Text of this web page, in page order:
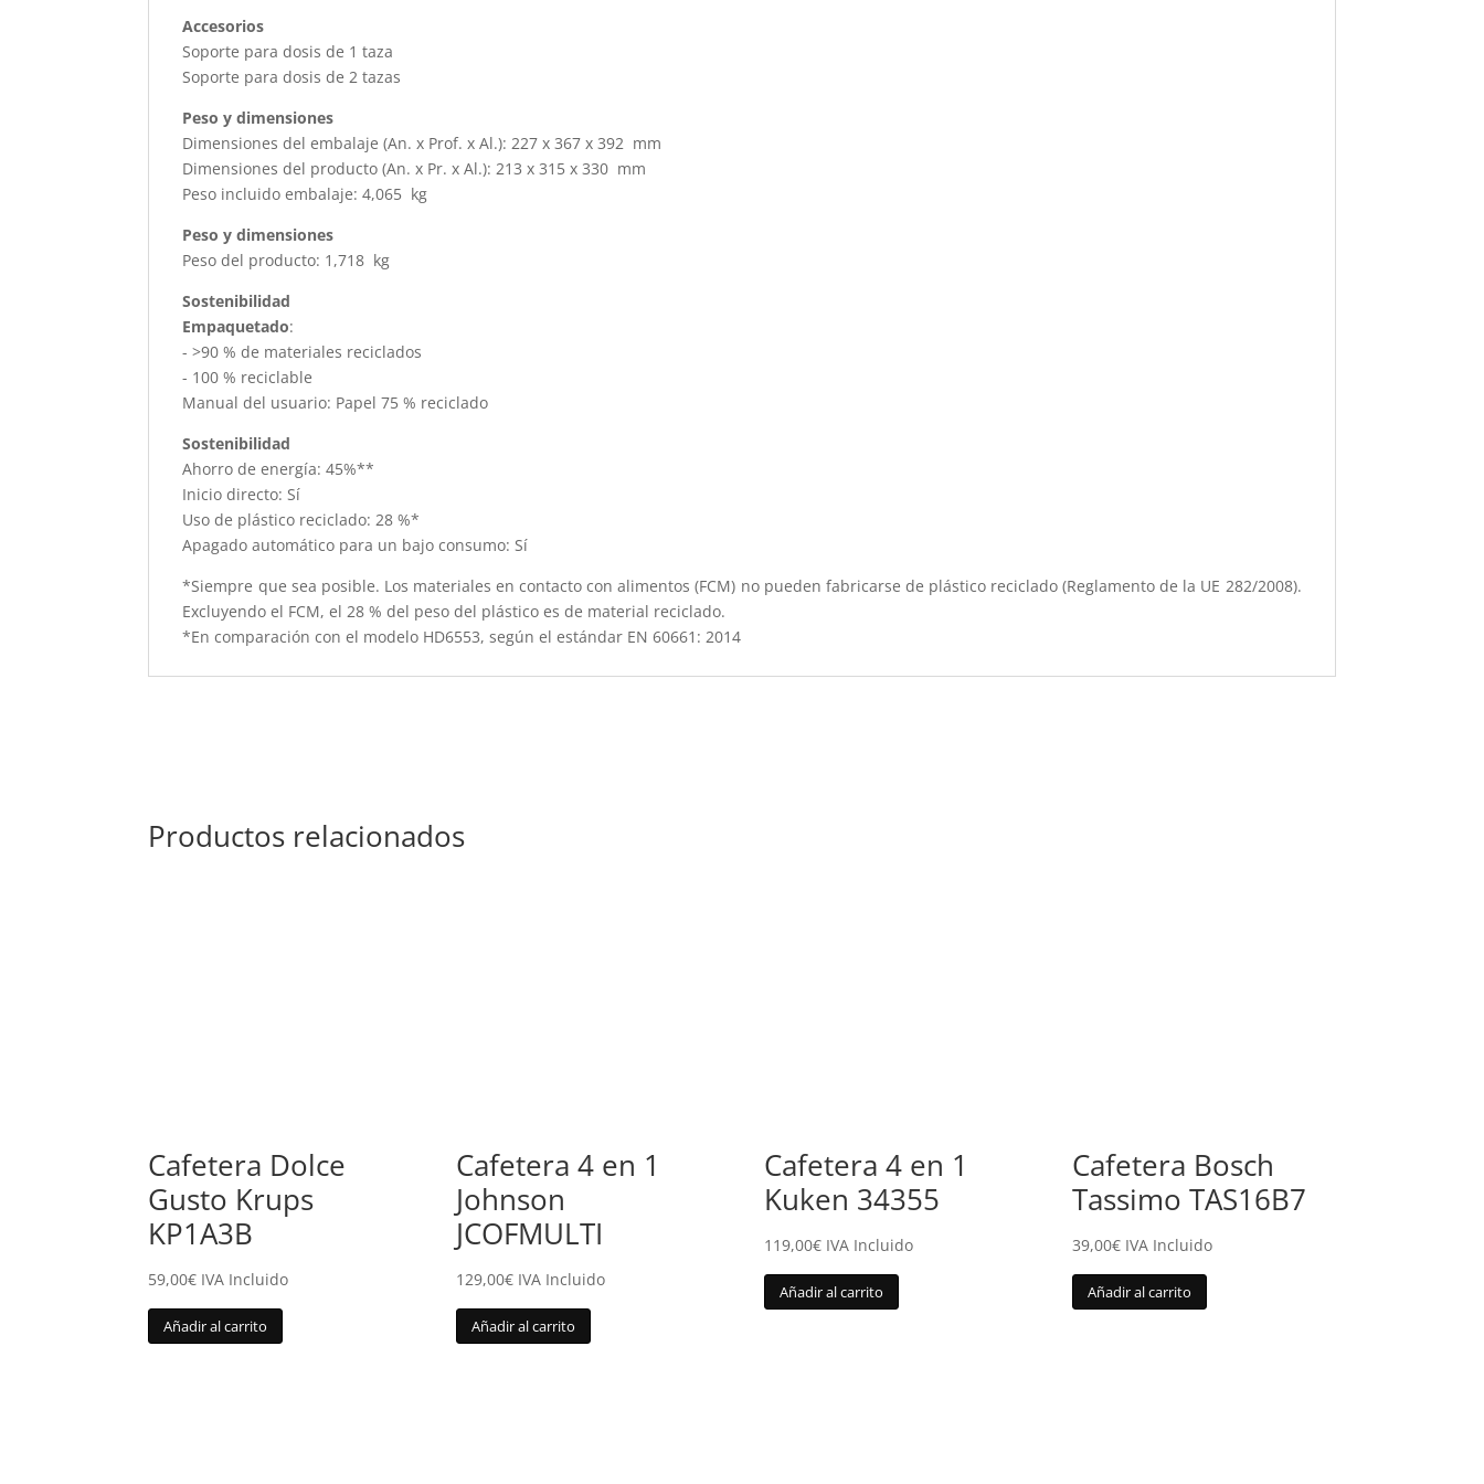
Accesorios
Soporte para dosis de 1 taza
Soporte para dosis de 2 tazas
Peso y dimensiones
Dimensiones del embalaje (An. x Prof. x Al.): 227 x 367 x 392 mm
Dimensiones del producto (An. x Pr. x Al.): 213 x 315 x 330 mm
Peso incluido embalaje: 4,065 kg
Peso y dimensiones
Peso del producto: 1,718 kg
Sostenibilidad
Empaquetado:
- >90 % de materiales reciclados
- 100 % reciclable
Manual del usuario: Papel 75 % reciclado
Sostenibilidad
Ahorro de energía: 45%**
Inicio directo: Sí
Uso de plástico reciclado: 28 %*
Apagado automático para un bajo consumo: Sí
*Siempre que sea posible. Los materiales en contacto con alimentos (FCM) no pueden fabricarse de plástico reciclado (Reglamento de la UE 282/2008).
Excluyendo el FCM, el 28 % del peso del plástico es de material reciclado.
*En comparación con el modelo HD6553, según el estándar EN 60661: 2014
Productos relacionados
Cafetera Dolce
Gusto Krups
KP1A3B
59,00€ IVA Incluido
Añadir al carrito
Cafetera 4 en 1
Johnson
JCOFMULTI
129,00€ IVA Incluido
Añadir al carrito
Cafetera 4 en 1
Kuken 34355
119,00€ IVA Incluido
Añadir al carrito
Cafetera Bosch
Tassimo TAS16B7
39,00€ IVA Incluido
Añadir al carrito